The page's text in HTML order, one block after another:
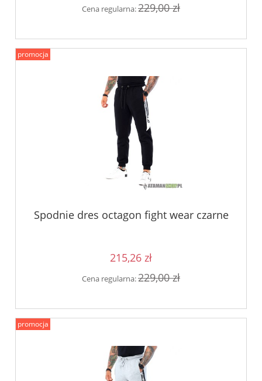
Cena regularna:229,00 zł
Spodnie dres octagon fight wear czarne
215,26 zł
Cena regularna:229,00 zł
promocja
promocja